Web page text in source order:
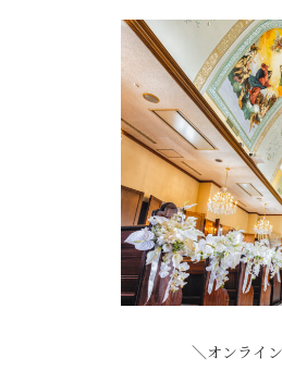
＼オンライ